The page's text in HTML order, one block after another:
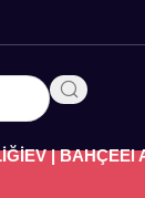
EV | BAHÇEEl